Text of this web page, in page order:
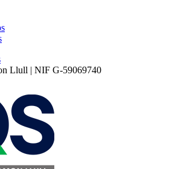
Llull | NIF G-59069740